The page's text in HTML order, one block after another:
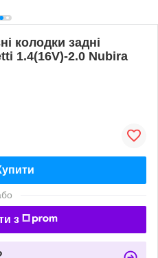
колодки задні
1.4(16V)-2.0 Nubira
з